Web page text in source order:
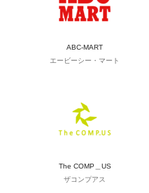
ABC-MART
エービーシー・マート
The COMP＿US
ザコンプアス